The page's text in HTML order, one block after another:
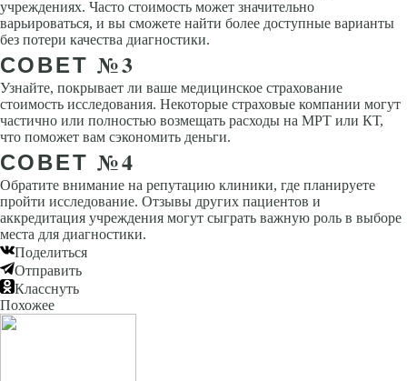
учреждениях. Часто стоимость может значительно
варьироваться, и вы сможете найти более доступные варианты
без потери качества диагностики.
СОВЕТ №3
Узнайте, покрывает ли ваше медицинское страхование
стоимость исследования. Некоторые страховые компании могут
частично или полностью возмещать расходы на МРТ или КТ,
что поможет вам сэкономить деньги.
СОВЕТ №4
Обратите внимание на репутацию клиники, где планируете
пройти исследование. Отзывы других пациентов и
аккредитация учреждения могут сыграть важную роль в выборе
места для диагностики.
Поделиться
Отправить
Класснуть
Похожее